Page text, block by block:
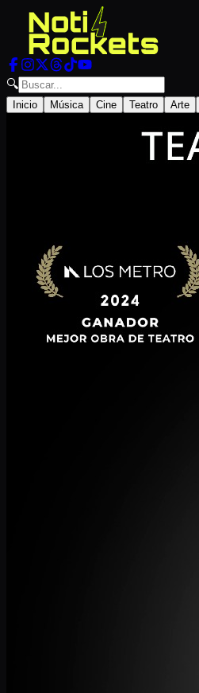
🔍
Inicio Música Cine Teatro Arte